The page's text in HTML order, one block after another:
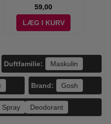
59,00
LÆG I KURV
Duftfamilie: Maskulin
Brand: Gosh
Spray Deodorant